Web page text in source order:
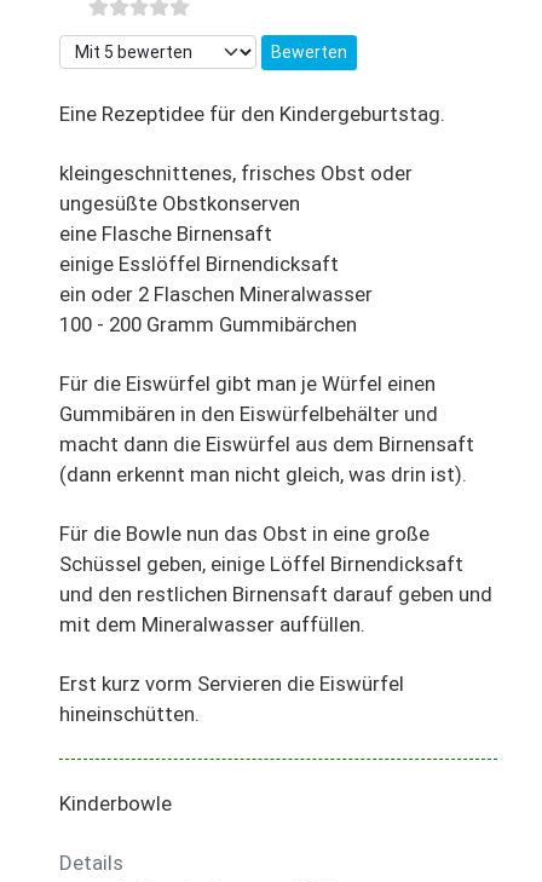
Bitte bewerten
Eine Rezeptidee für den Kindergeburtstag.
kleingeschnittenes, frisches Obst oder
ungesüßte Obstkonserven
eine Flasche Birnensaft
einige Esslöffel Birnendicksaft
ein oder 2 Flaschen Mineralwasser
100 - 200 Gramm Gummibärchen
Für die Eiswürfel gibt man je Würfel einen
Gummibären in den Eiswürfelbehälter und
macht dann die Eiswürfel aus dem Birnensaft
(dann erkennt man nicht gleich, was drin ist).
Für die Bowle nun das Obst in eine große
Schüssel geben, einige Löffel Birnendicksaft
und den restlichen Birnensaft darauf geben und
mit dem Mineralwasser auffüllen.
Erst kurz vorm Servieren die Eiswürfel
hineinschütten.
Kinderbowle
Details